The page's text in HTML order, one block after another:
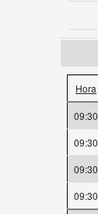
Hora
09:30
09:30
09:30
09:30